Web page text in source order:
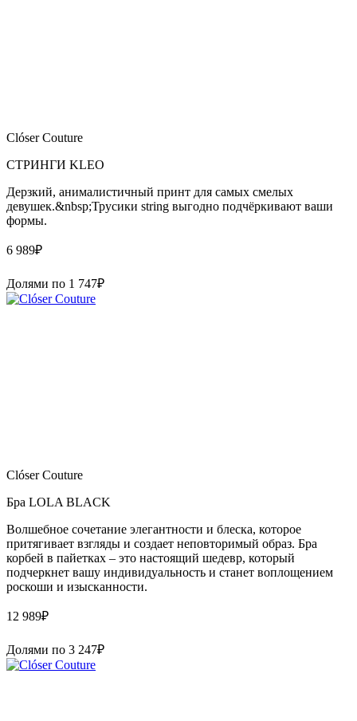
Clóser Couture
СТРИНГИ KLEO
Дерзкий, анималистичный принт для самых смелых
девушек.&nbsp;Трусики string выгодно подчёркивают ваши
формы.
6 989₽
Долями по 1 747₽
Clóser Couture
Бра LOLA BLACK
Волшебное сочетание элегантности и блеска, которое
притягивает взгляды и создает неповторимый образ. Бра
корбей в пайетках – это настоящий шедевр, который
подчеркнет вашу индивидуальность и станет воплощением
роскоши и изысканности.
12 989₽
Долями по 3 247₽